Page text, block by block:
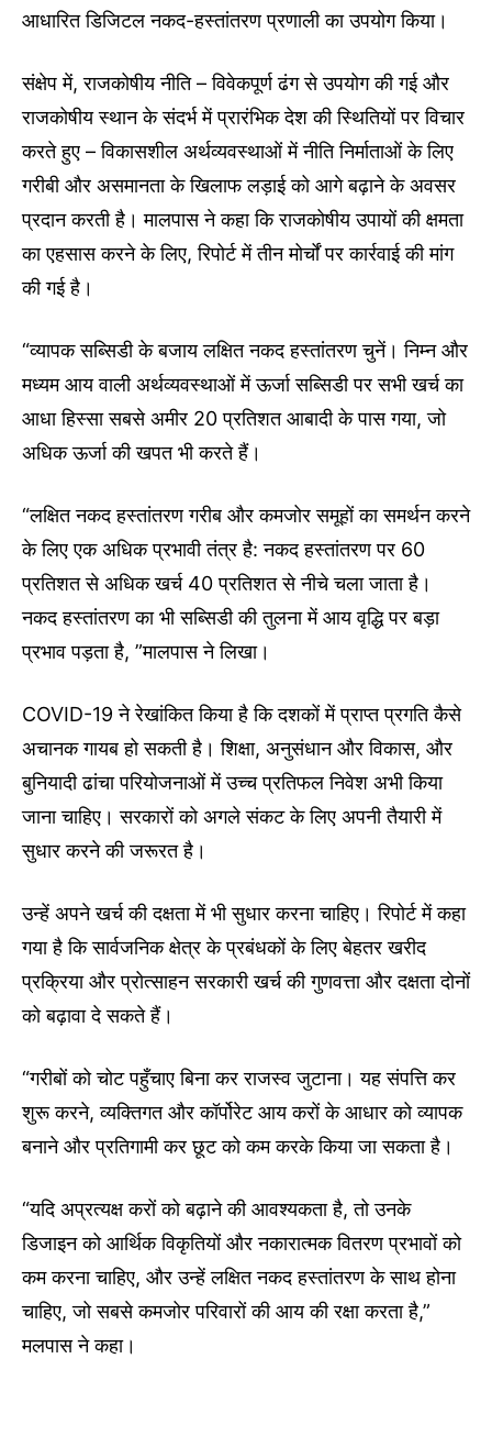
आधारित डिजिटल नकद-हस्तांतरण प्रणाली का उपयोग किया।
संक्षेप में, राजकोषीय नीति – विवेकपूर्ण ढंग से उपयोग की गई और
राजकोषीय स्थान के संदर्भ में प्रारंभिक देश की स्थितियों पर विचार
करते हुए – विकासशील अर्थव्यवस्थाओं में नीति निर्माताओं के लिए
गरीबी और असमानता के खिलाफ लड़ाई को आगे बढ़ाने के अवसर
प्रदान करती है। मालपास ने कहा कि राजकोषीय उपायों की क्षमता
का एहसास करने के लिए, रिपोर्ट में तीन मोर्चों पर कार्रवाई की मांग
की गई है।
“व्यापक सब्सिडी के बजाय लक्षित नकद हस्तांतरण चुनें। निम्न और
मध्यम आय वाली अर्थव्यवस्थाओं में ऊर्जा सब्सिडी पर सभी खर्च का
आधा हिस्सा सबसे अमीर 20 प्रतिशत आबादी के पास गया, जो
अधिक ऊर्जा की खपत भी करते हैं।
“लक्षित नकद हस्तांतरण गरीब और कमजोर समूहों का समर्थन करने
के लिए एक अधिक प्रभावी तंत्र है: नकद हस्तांतरण पर 60
प्रतिशत से अधिक खर्च 40 प्रतिशत से नीचे चला जाता है।
नकद हस्तांतरण का भी सब्सिडी की तुलना में आय वृद्धि पर बड़ा
प्रभाव पड़ता है, ”मालपास ने लिखा।
COVID-19 ने रेखांकित किया है कि दशकों में प्राप्त प्रगति कैसे
अचानक गायब हो सकती है। शिक्षा, अनुसंधान और विकास, और
बुनियादी ढांचा परियोजनाओं में उच्च प्रतिफल निवेश अभी किया
जाना चाहिए। सरकारों को अगले संकट के लिए अपनी तैयारी में
सुधार करने की जरूरत है।
उन्हें अपने खर्च की दक्षता में भी सुधार करना चाहिए। रिपोर्ट में कहा
गया है कि सार्वजनिक क्षेत्र के प्रबंधकों के लिए बेहतर खरीद
प्रक्रिया और प्रोत्साहन सरकारी खर्च की गुणवत्ता और दक्षता दोनों
को बढ़ावा दे सकते हैं।
“गरीबों को चोट पहुँचाए बिना कर राजस्व जुटाना। यह संपत्ति कर
शुरू करने, व्यक्तिगत और कॉर्पोरेट आय करों के आधार को व्यापक
बनाने और प्रतिगामी कर छूट को कम करके किया जा सकता है।
“यदि अप्रत्यक्ष करों को बढ़ाने की आवश्यकता है, तो उनके
डिजाइन को आर्थिक विकृतियों और नकारात्मक वितरण प्रभावों को
कम करना चाहिए, और उन्हें लक्षित नकद हस्तांतरण के साथ होना
चाहिए, जो सबसे कमजोर परिवारों की आय की रक्षा करता है,”
मलपास ने कहा।